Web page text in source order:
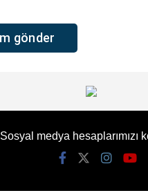
Sosyal medya hesaplarımızı